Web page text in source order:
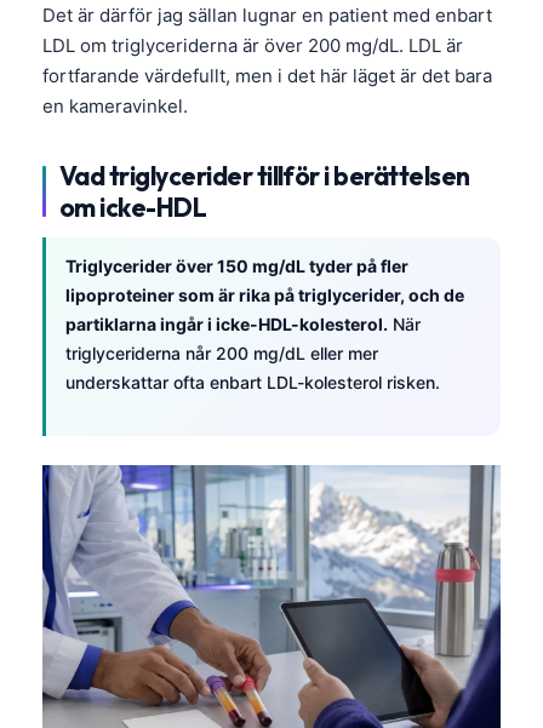
Det är därför jag sällan lugnar en patient med enbart
LDL om triglyceriderna är över 200 mg/dL. LDL är
fortfarande värdefullt, men i det här läget är det bara
en kameravinkel.
Vad triglycerider tillför i berättelsen
om icke-HDL
Triglycerider över 150 mg/dL tyder på fler
lipoproteiner som är rika på triglycerider, och de
partiklarna ingår i icke-HDL-kolesterol. När
triglyceriderna når 200 mg/dL eller mer
underskattar ofta enbart LDL-kolesterol risken.